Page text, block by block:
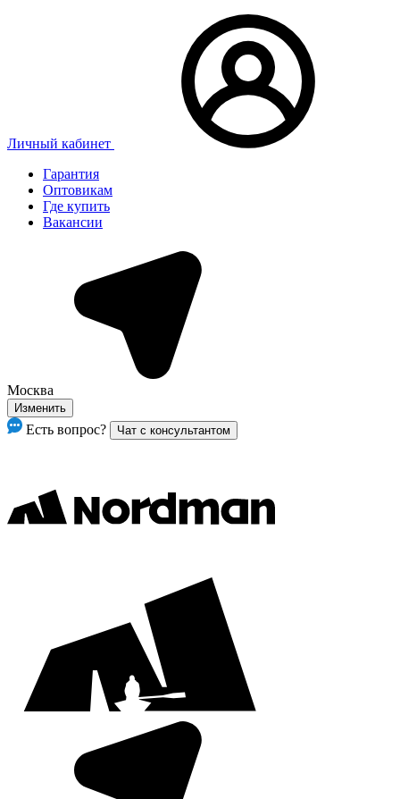
Личный кабинет
Гарантия
Оптовикам
Где купить
Вакансии
Москва
Изменить
Есть вопрос? Чат с консультантом